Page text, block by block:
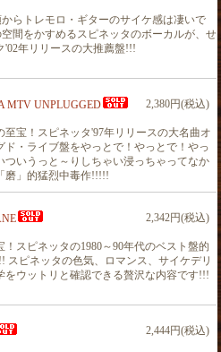
らトレモロ・ギターのサイケ感は凄いで
間をかすめるスピネッタのボーカルが、せ
'02年リリースの大推薦盤!!!
MTV UNPLUGGED 2,380円(税込)
至宝！スピネッタ'97年リリースの大名曲オ
ド・ライブ盤をやっとで！やっとで！やっ
いうっと～りしちゃい浸っちゃってなか
磨」的猛烈中毒作!!!!!
2,342円(税込)
スピネッタの1980～90年代のベスト盤的
スピネッタの色気、ロマンス、サイケデリ
をウットリと確認できる贅沢な内容です!!!
2,444円(税込)